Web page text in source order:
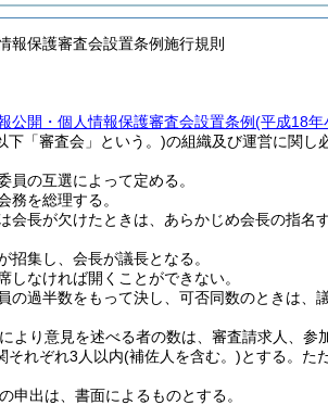
報保護審査会設置条例施行規則
公開・個人情報保護審査会設置条例(平成18年
下「審査会」という。)の組織及び運営に関し
員の互選によって定める。
務を総理する。
会長が欠けたときは、あらかじめ会長の指名
招集し、会長が議長となる。
しなければ開くことができない。
の過半数をもって決し、可否同数のときは、
より意見を述べる者の数は、審査請求人、参
それぞれ3人以内(補佐人を含む。)とする。 た
申出は、書面によるものとする。